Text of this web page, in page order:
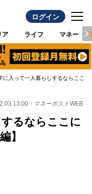
ログイン
ア ライフ マネー
に入って一人暮らしするならここ
13:00 マネーポストWEB
るならここに
】